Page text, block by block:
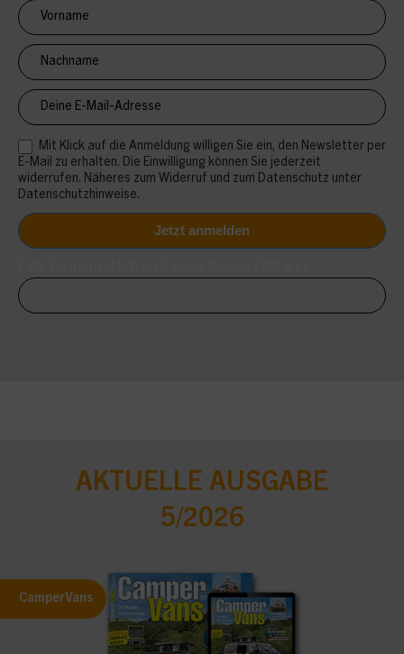
Newsletter
Anmeldung
CV
Mit Klick auf die Anmeldung willigen Sie ein, den Newsletter per
E-Mail zu erhalten. Die Einwilligung können Sie jederzeit
widerrufen. Näheres zum Widerruf und zum Datenschutz unter
Datenschutzhinweise.
AKTUELLE AUSGABE
5/2026
CamperVans